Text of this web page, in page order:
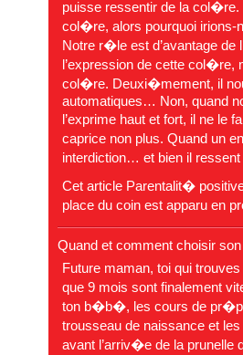
puisse ressentir de la
col�re, alors pourquoi irions-
Notre r�le est d’avantage de
l’expression de cette
col�re. Deuxi�mement, il
automatiques… Non, quand
l’exprime haut et fort, il ne le
caprice non plus. Quand un
interdiction… et bien il
Cet article Parentalit�
place du coin est apparu en
Quand et comment choisir
Future maman, toi qui
que 9 mois sont finalement
ton b�b�, les cours de
trousseau de naissance et
avant l’arriv�e de la prunelle